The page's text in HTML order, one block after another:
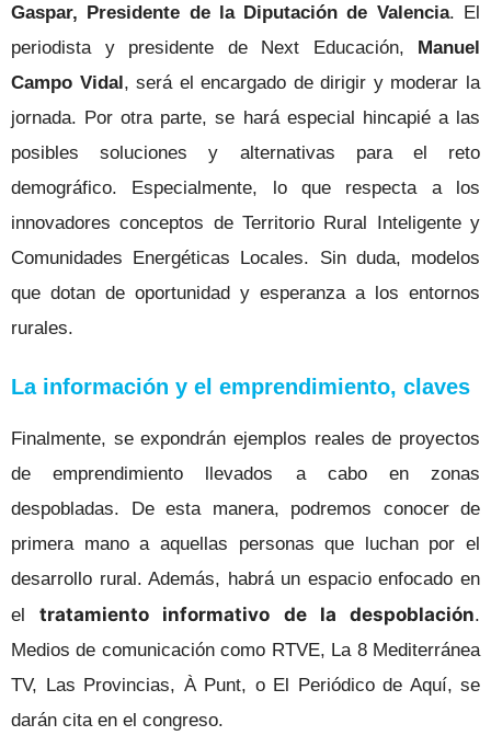
Gaspar, Presidente de la Diputación de Valencia. El
periodista y presidente de Next Educación, Manuel
Campo Vidal, será el encargado de dirigir y moderar la
jornada. Por otra parte, se hará especial hincapié a las
posibles soluciones y alternativas para el reto
demográfico. Especialmente, lo que respecta a los
innovadores conceptos de Territorio Rural Inteligente y
Comunidades Energéticas Locales. Sin duda, modelos
que dotan de oportunidad y esperanza a los entornos
rurales.
La información y el emprendimiento, claves
Finalmente, se expondrán ejemplos reales de proyectos
de emprendimiento llevados a cabo en zonas
despobladas. De esta manera, podremos conocer de
primera mano a aquellas personas que luchan por el
desarrollo rural.Además, habrá un espacio enfocado en
el
tratamiento informativo de la despoblación.
Medios de comunicación como RTVE, La 8 Mediterránea
TV, Las Provincias, À Punt, o El Periódico de Aquí, se
darán cita en el congreso.